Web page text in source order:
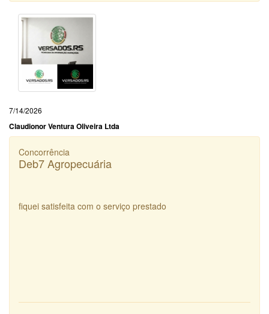
7/14/2026
Claudionor Ventura Oliveira Ltda
Concorrência
Deb7 Agropecuária
fiquei satisfeita com o serviço prestado